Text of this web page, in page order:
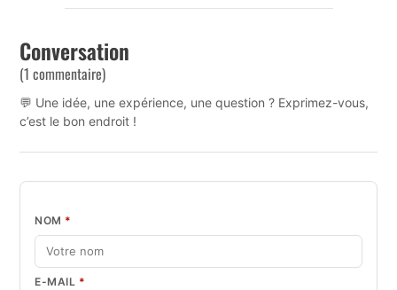
Conversation
(1 commentaire)
💬 Une idée, une expérience, une question ? Exprimez-vous,
c’est le bon endroit !
NOM *
E-MAIL *